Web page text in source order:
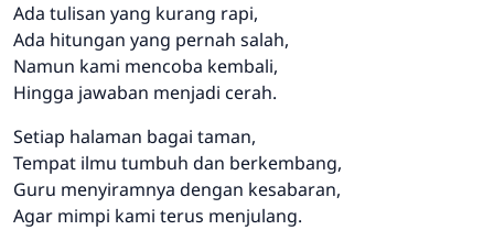
Ada tulisan yang kurang rapi,
Ada hitungan yang pernah salah,
Namun kami mencoba kembali,
Hingga jawaban menjadi cerah.
Setiap halaman bagai taman,
Tempat ilmu tumbuh dan berkembang,
Guru menyiramnya dengan kesabaran,
Agar mimpi kami terus menjulang.